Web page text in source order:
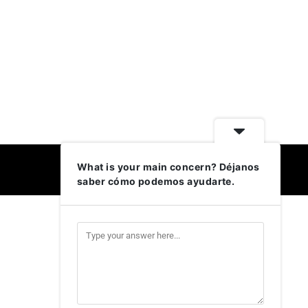
FacebookInstagram
X LinkedIn
What is your main concern? Déjanos
saber cómo podemos ayudarte.